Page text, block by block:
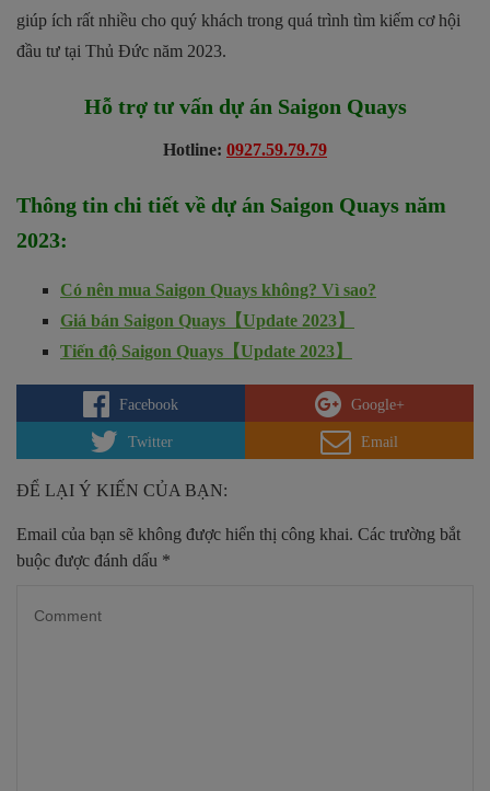
giúp ích rất nhiều cho quý khách trong quá trình tìm kiếm cơ hội
đầu tư tại Thủ Đức năm 2023.
Hỗ trợ tư vấn dự án Saigon Quays
Hotline: 0927.59.79.79
Thông tin chi tiết về dự án Saigon Quays năm
2023:
Có nên mua Saigon Quays không? Vì sao?
Giá bán Saigon Quays【Update 2023】
Tiến độ Saigon Quays【Update 2023】
Facebook Google+
Twitter Email
ĐỂ LẠI Ý KIẾN CỦA BẠN:
Email của bạn sẽ không được hiển thị công khai. Các trường bắt
buộc được đánh dấu *